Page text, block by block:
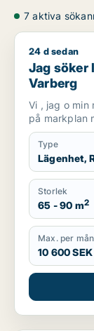
7 aktiva
Jag söker
24 d sedan
Jag söker
Varberg
Vi , jag o min
på markplan
Type
Lägenhet,
Storlek
65 - 90 m2
Max. per
10 600 SEK